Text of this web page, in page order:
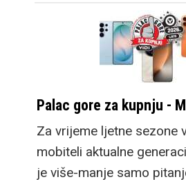
Palac gore za kupnju -
Za vrijeme ljetne sezone
mobiteli aktualne
je više-manje samo